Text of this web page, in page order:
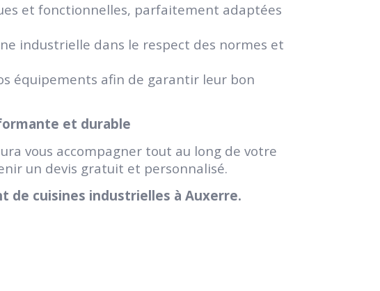
et fonctionnelles, parfaitement adaptées
industrielle dans le respect des normes et
équipements afin de garantir leur bon
et durable
vous accompagner tout au long de votre
un devis gratuit et personnalisé.
de cuisines industrielles à Auxerre.